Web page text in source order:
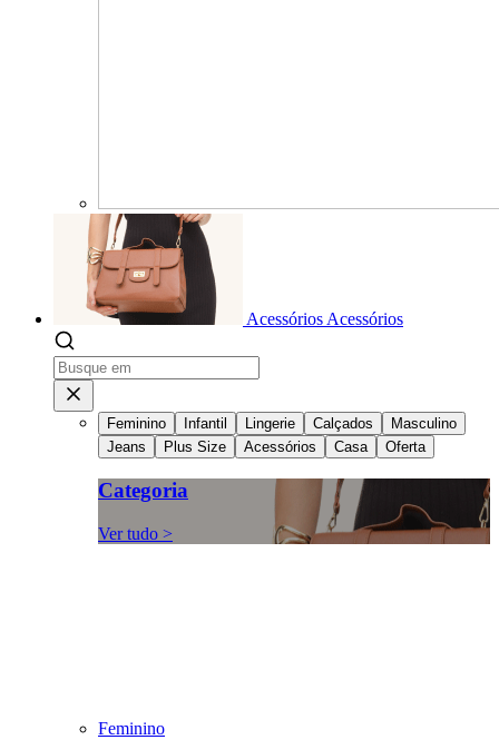
Acessórios Acessórios
Feminino Infantil Lingerie Calçados
Masculino
Jeans
Plus Size Acessórios Casa Oferta
Categoria
Ver tudo >
Feminino